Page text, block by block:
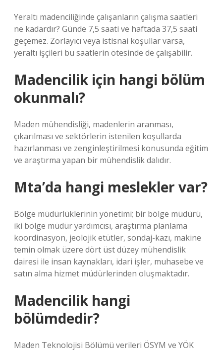
Yeraltı madenciliğinde çalışanların çalışma saatleri
ne kadardır? Günde 7,5 saati ve haftada 37,5 saati
geçemez. Zorlayıcı veya istisnai koşullar varsa,
yeraltı işçileri bu saatlerin ötesinde de çalışabilir.
Madencilik için hangi bölüm
okunmalı?
Maden mühendisliği, madenlerin aranması,
çıkarılması ve sektörlerin istenilen koşullarda
hazırlanması ve zenginleştirilmesi konusunda eğitim
ve araştırma yapan bir mühendislik dalıdır.
Mta’da hangi meslekler var?
Bölge müdürlüklerinin yönetimi; bir bölge müdürü,
iki bölge müdür yardımcısı, araştırma planlama
koordinasyon, jeolojik etütler, sondaj-kazı, makine
temin olmak üzere dört üst düzey mühendislik
dairesi ile insan kaynakları, idari işler, muhasebe ve
satın alma hizmet müdürlerinden oluşmaktadır.
Madencilik hangi
bölümdedir?
Maden Teknolojisi Bölümü verileri ÖSYM ve YÖK